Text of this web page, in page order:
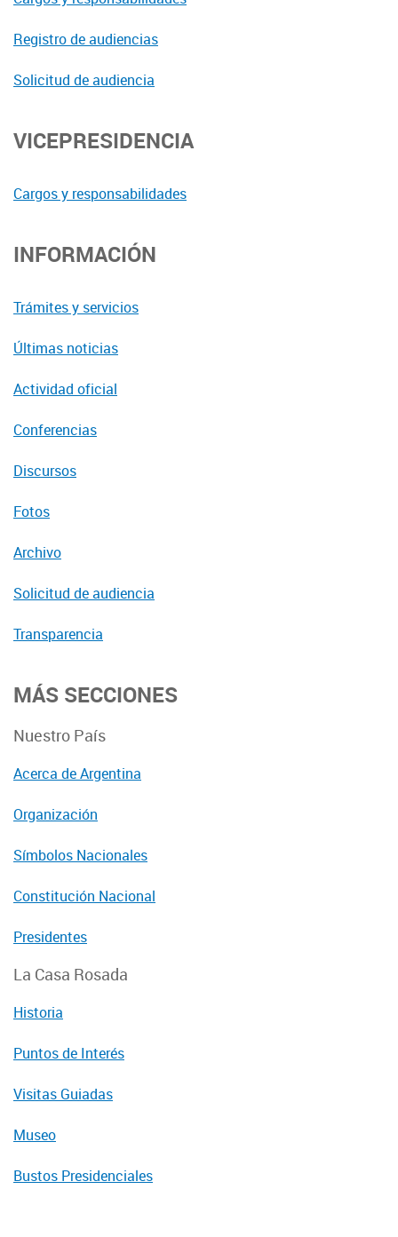
Registro de audiencias
Solicitud de audiencia
VICEPRESIDENCIA
Cargos y responsabilidades
INFORMACIÓN
Trámites y servicios
Últimas noticias
Actividad oficial
Conferencias
Discursos
Fotos
Archivo
Solicitud de audiencia
Transparencia
MÁS SECCIONES
Nuestro País
Acerca de Argentina
Organización
Símbolos Nacionales
Constitución Nacional
Presidentes
La Casa Rosada
Historia
Puntos de Interés
Visitas Guiadas
Museo
Bustos Presidenciales